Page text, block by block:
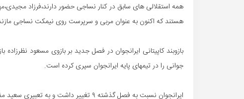
همه استقلالی های سابق در کنار نساجی حضور دارند،فرزاد
هستند که اکنون به عنوان مربی و سرپرست روی نیمکت نساجی
بازوبند کاپیتانی ایرانجوان در فصل جدید بر بازوی مسعود
جوانی را در تیمهای پایه ایرانجوان سپری کرده است.
ایرانجوان نسبت به فصل گذشته ۹ تغییر داشت و به تعبیری سعید مفتخر با یک تیم جدید راهی لیگ امسال شده!